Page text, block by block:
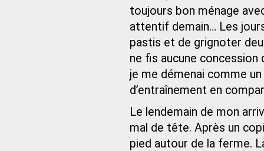
toujours bon ménage
attentif demain… Les
pastis et de grignoter
ne fis aucune
je me démenai comme
d’entraînement en
Le lendemain de mon
mal de tête. Après un
pied autour de la ferme.